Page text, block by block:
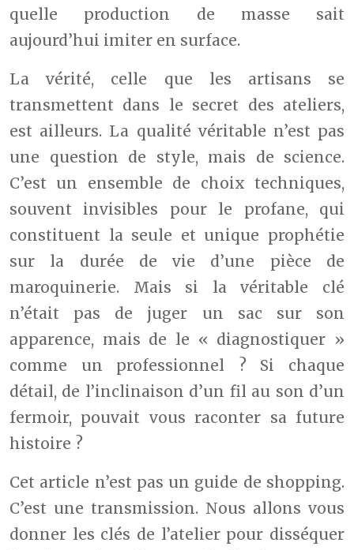
quelle production de masse sait
aujourd’hui imiter en surface.
La vérité, celle que les artisans se
transmettent dans le secret des ateliers,
est ailleurs. La qualité véritable n’est pas
une question de style, mais de science.
C’est un ensemble de choix techniques,
souvent invisibles pour le profane, qui
constituent la seule et unique prophétie
sur la durée de vie d’une pièce de
maroquinerie. Mais si la véritable clé
n’était pas de juger un sac sur son
apparence, mais de le « diagnostiquer »
comme un professionnel ? Si chaque
détail, de l’inclinaison d’un fil au son d’un
fermoir, pouvait vous raconter sa future
histoire ?
Cet article n’est pas un guide de shopping.
C’est une transmission. Nous allons vous
donner les clés de l’atelier pour disséquer